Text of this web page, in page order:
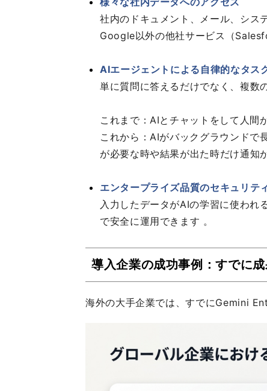
社内のドキュメント、メール、シス
Google以外の他社サービス（
AIエージェントによる自律的なタス
単に質問に答えるだけでなく、複数
これまで：AIとチャットをして人間
これから：AIがバックグラウンドで
が必要な時や結果が出た時だけ通知
エンタープライズ品質のセキュリテ
入力したデータがAIの学習に使われ
で安全に運用できます 。
導入企業の成功事例：すでに
海外の大手企業では、すでにGemini